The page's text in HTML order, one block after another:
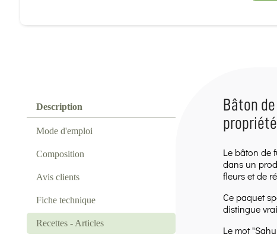
Description
Mode d'emploi
Composition
Avis clients
Fiche technique
Recettes - Articles
Bâton
Le bâton de
dans un
fleurs et de
Ce paquet
distingue
Le mot